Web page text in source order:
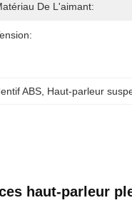
De L'aimant:
ABS Haut-parleur
haut-parleur